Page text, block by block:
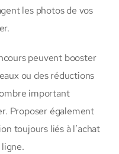
les photos de vos
peuvent booster
ou des réductions
important
Proposer également
toujours liés à l’achat